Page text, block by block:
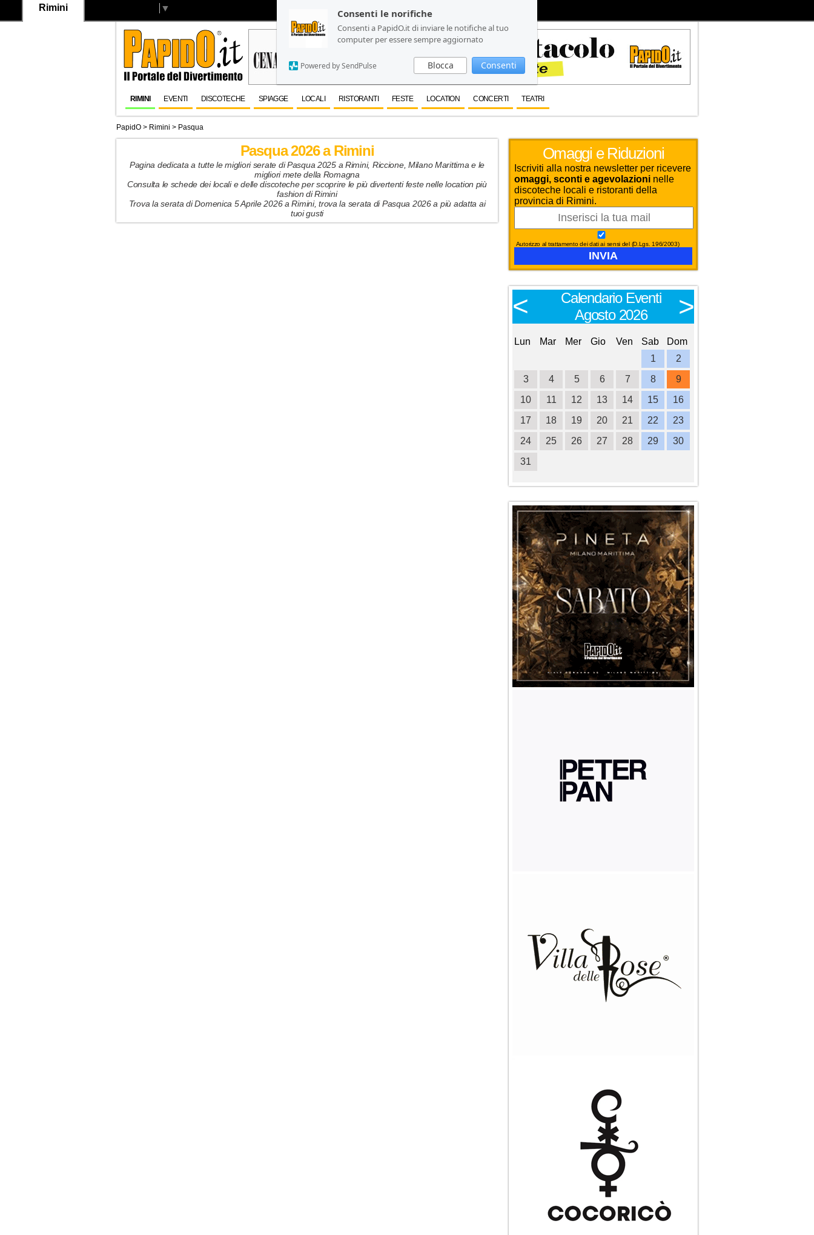
Consenti le norifiche
Consenti a PapidO.it di inviare le notifiche al tuo
computer per essere sempre aggiornato
Blocca Consenti
Powered by SendPulse
Consenti le norifiche
Consenti a PapidO.it di inviare le notifiche al tuo
computer per essere sempre aggiornato
Blocca Consenti
Powered by SendPulse
Rimini ▼
RIMINI EVENTI DISCOTECHE SPIAGGE LOCALI RISTORANTI FESTE LOCATION CONCERTI TEATRI
PapidO > Rimini > Pasqua
Pasqua 2026 a Rimini
Pagina dedicata a tutte le migliori serate di Pasqua 2025 a Rimini, Riccione, Milano Marittima e le
migliori mete della Romagna
Consulta le schede dei locali e delle discoteche per scoprire le più divertenti feste nelle location più
fashion di Rimini
Trova la serata di Domenica 5 Aprile 2026 a Rimini, trova la serata di Pasqua 2026 a più adatta ai
tuoi gusti
Omaggi e Riduzioni
Iscriviti alla nostra newsletter per ricevere
omaggi, sconti e agevolazioni nelle
discoteche locali e ristoranti della
provincia di Rimini.
Autorizzo al trattamento dei dati ai sensi del (D.Lgs. 196/2003)
<
Calendario Eventi
Agosto 2026
>
Lun Mar Mer Gio Ven Sab
Dom
1
2
3
4 5 6 7 8
9
10
11 12 13 14 15
16
17
18 19 20 21 22
23
24
25 26 27 28 29
30
31